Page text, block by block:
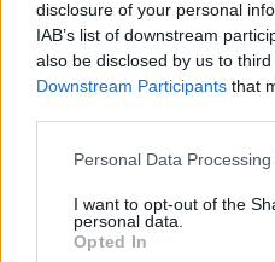
disclosure of your personal
IAB’s list of downstream
also be disclosed by us to
Downstream Participants that
Personal Data
I want to opt-out of the
personal data.
Opted In
Official Website
Facebook
Instagram
TikTok
Spotify
Η διάθεση των